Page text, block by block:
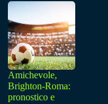
Amichevole,
Brighton-Roma:
pronostico e